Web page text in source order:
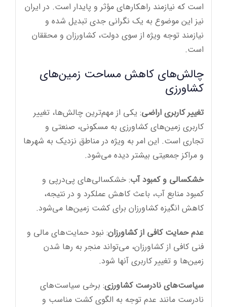
است که نیازمند راهکارهای مؤثر و پایدار است. در ایران
نیز این موضوع به یک نگرانی جدی تبدیل شده و
نیازمند توجه ویژه از سوی دولت، کشاورزان و محققان
است.
چالش‌های کاهش مساحت زمین‌های
کشاورزی
تغییر کاربری اراضی: یکی از مهم‌ترین چالش‌ها، تغییر
کاربری زمین‌های کشاورزی به مسکونی، صنعتی و
تجاری است. این امر به ویژه در مناطق نزدیک به شهرها
و مراکز جمعیتی بیشتر دیده می‌شود.
خشکسالی و کمبود آب: خشکسالی‌های پی‌درپی و
کمبود منابع آب، باعث کاهش عملکرد و در نتیجه،
کاهش انگیزه کشاورزان برای کشت زمین‌ها می‌شود.
عدم حمایت کافی از کشاورزان: نبود حمایت‌های مالی و
فنی کافی از کشاورزان، می‌تواند منجر به رها شدن
زمین‌ها و تغییر کاربری آنها شود.
سیاست‌های نادرست کشاورزی: برخی سیاست‌های
نادرست مانند عدم توجه به الگوی کشت مناسب و